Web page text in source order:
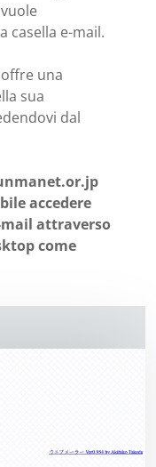
casella e-mail.
una
sua
dal
accedere
attraverso
come